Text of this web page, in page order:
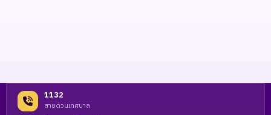
1132
สายด่วนเทศบาล